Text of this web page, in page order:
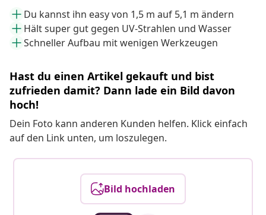
Du kannst ihn easy von 1,5 m auf 5,1 m ändern
Hält super gut gegen UV-Strahlen und Wasser
Schneller Aufbau mit wenigen Werkzeugen
Hast du einen Artikel gekauft und bist
zufrieden damit? Dann lade ein Bild davon
hoch!
Dein Foto kann anderen Kunden helfen. Klick einfach
auf den Link unten, um loszulegen.
Bild hochladen